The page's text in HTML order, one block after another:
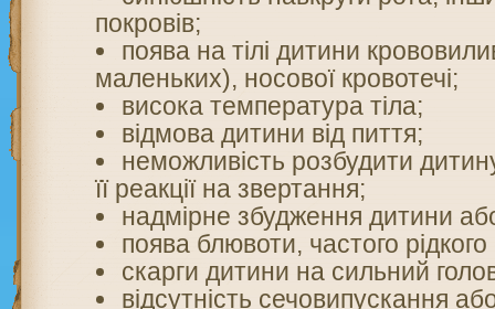
покровів;
поява на тілі дитини
маленьких), носової кровотечі;
висока температура тіла;
відмова дитини від пиття;
неможливість розбудити
її реакції на звертання;
надмірне збудження дитини
поява блювоти, частого рідкого
скарги дитини на сильний
відсутність сечовипускання